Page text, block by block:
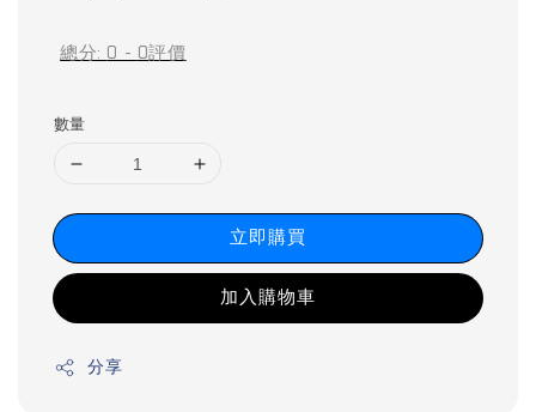
總分: 0 - 0評價
數量
立即購買
加入購物車
分享